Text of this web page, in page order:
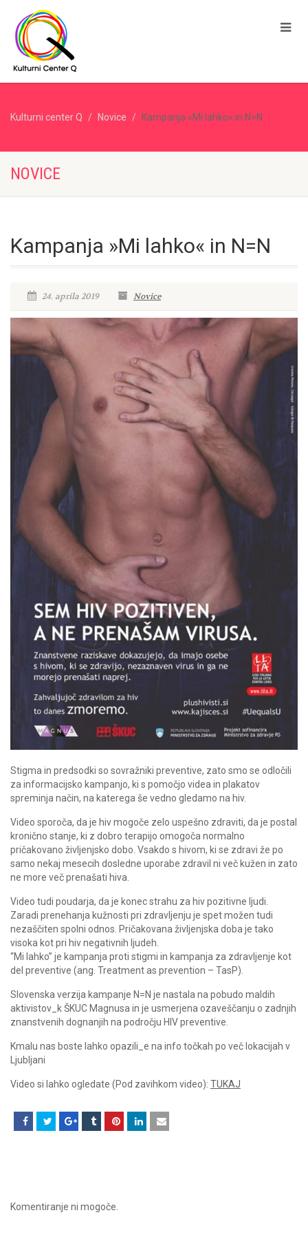
Kulturni center Q Novice Kampanja »Mi lahko« in N=N
NOVICE
Kampanja »Mi lahko« in N=N
24. aprila 2019 Novice
Stigma in predsodki so sovražniki preventive, zato smo se odločili
za informacijsko kampanjo, ki s pomočjo videa in plakatov
spreminja način, na katerega še vedno gledamo na hiv.
Video sporoča, da je hiv mogoče zelo uspešno zdraviti, da je postal
kronično stanje, ki z dobro terapijo omogoča normalno
pričakovano življenjsko dobo. Vsakdo s hivom, ki se zdravi že po
samo nekaj mesecih dosledne uporabe zdravil ni več kužen in zato
ne more več prenašati hiva.
Video tudi poudarja, da je konec strahu za hiv pozitivne ljudi.
Zaradi prenehanja kužnosti pri zdravljenju je spet možen tudi
nezaščiten spolni odnos. Pričakovana življenjska doba je tako
visoka kot pri hiv negativnih ljudeh.
“Mi lahko” je kampanja proti stigmi in kampanja za zdravljenje kot
del preventive (ang. Treatment as prevention – TasP).
Slovenska verzija kampanje N=N je nastala na pobudo maldih
aktivistov_k ŠKUC Magnusa in je usmerjena ozaveščanju o zadnjih
znanstvenih dognanjih na področju HIV preventive.
Kmalu nas boste lahko opazili_e na info točkah po več lokacijah v
Ljubljani
Video si lahko ogledate (Pod zavihkom video): TUKAJ
Komentiranje ni mogoče.